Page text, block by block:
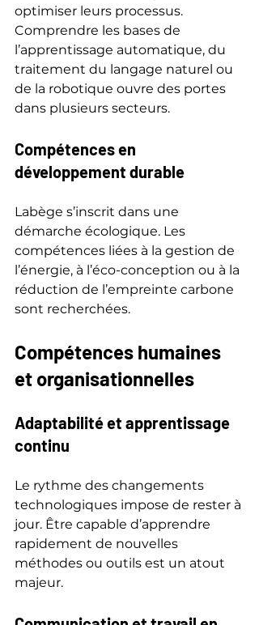
optimiser leurs processus.
Comprendre les bases de
l’apprentissage automatique, du
traitement du langage naturel ou
de la robotique ouvre des portes
dans plusieurs secteurs.
Compétences en
développement durable
Labège s’inscrit dans une
démarche écologique. Les
compétences liées à la gestion de
l’énergie, à l’éco-conception ou à la
réduction de l’empreinte carbone
sont recherchées.
Compétences humaines
et organisationnelles
Adaptabilité et apprentissage
continu
Le rythme des changements
technologiques impose de rester à
jour. Être capable d’apprendre
rapidement de nouvelles
méthodes ou outils est un atout
majeur.